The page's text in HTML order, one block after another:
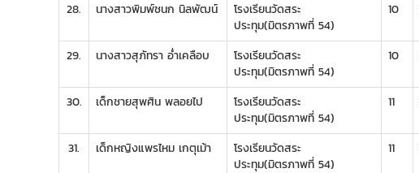
28.
นางสาวพิมพ์ชนก นิลพัฒน์
โรงเรียนวัดสระ
ประทุม(มิตรภาพที่ 54)
10
29.
นางสาวสุภัทรา อ่ำเคลือบ
โรงเรียนวัดสระ
ประทุม(มิตรภาพที่ 54)
10
30.
เด็กชายสุพศิน พลอยไป
โรงเรียนวัดสระ
ประทุม(มิตรภาพที่ 54)
11
31.
เด็กหญิงแพรไหม เกตุเม้า
โรงเรียนวัดสระ
ประทุม(มิตรภาพที่ 54)
11